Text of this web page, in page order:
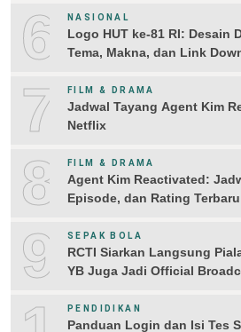
6 NASIONAL
Logo HUT ke-81 RI: Desain
Tema, Makna, dan Link
7 FILM & DRAMA
Jadwal Tayang Agent Kim
Netflix
8 FILM & DRAMA
Agent Kim Reactivated:
Episode, dan Rating Terbaru
9 SEPAK BOLA
RCTI Siarkan Langsung
YB Juga Jadi Official
PENDIDIKAN
Panduan Login dan Isi Tes